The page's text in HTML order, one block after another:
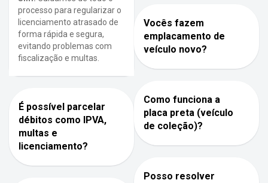
processo para regularizar o
licenciamento atrasado de
forma rápida e segura,
evitando problemas com
fiscalização e multas.
É possível parcelar
débitos como IPVA,
multas e
licenciamento?
Vocês fazem
emplacamento de
veículo novo?
Como funciona a
placa preta (veículo
de coleção)?
Posso resolver